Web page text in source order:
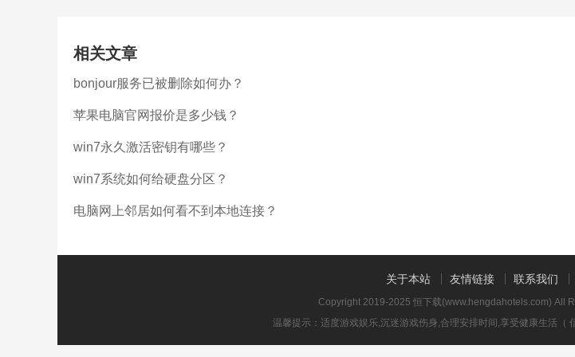
相关文章
bonjour服务已被删除如何办？
苹果电脑官网报价是多少钱？
win7永久激活密钥有哪些？
win7系统如何给硬盘分区？
电脑网上邻居如何看不到本地连接？
关于本站 友情链接 联系我们
Copyright 2019-2025 恒下载(www.hengdahotels.com) All
温馨提示：适度游戏娱乐,沉迷游戏伤身,合理安排时间,享受健康生活（